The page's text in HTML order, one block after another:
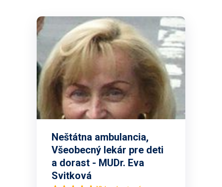
Neštátna ambulancia,
Všeobecný lekár pre deti
a dorast - MUDr. Eva
Svitková